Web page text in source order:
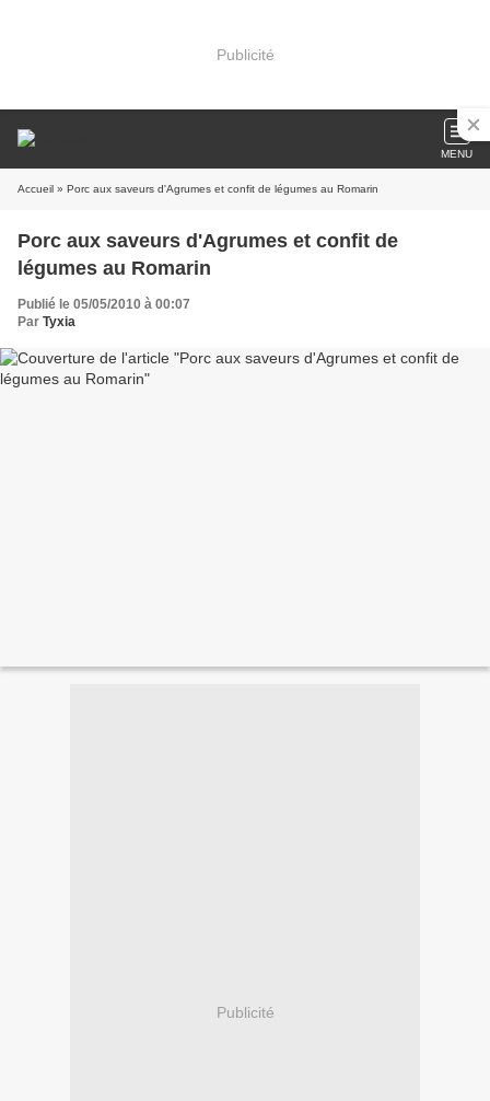
Publicité
MENU
Accueil » Porc aux saveurs d'Agrumes et confit de légumes au Romarin
Porc aux saveurs d'Agrumes et confit de
légumes au Romarin
Publié le 05/05/2010 à 00:07
Par Tyxia
Publicité